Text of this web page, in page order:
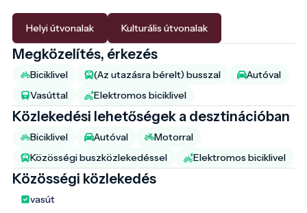
Helyi útvonalak Kulturális útvonalak
Megközelítés, érkezés
Biciklivel (Az utazásra bérelt) busszal
Autóval
Vasúttal
Elektromos biciklivel
Közlekedési lehetőségek a desztinációban
Biciklivel Autóval
Motorral
Közösségi buszközlekedéssel
Elektromos biciklivel
Közösségi közlekedés
vasút